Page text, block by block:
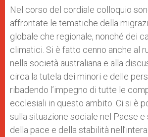
Nel corso del cordiale colloquio
affrontate le tematiche della
globale che regionale, nonché dei
climatici. Si è fatto cenno anche al
nella società australiana e alla
circa la tutela dei minori e delle
ribadendo l’impegno di tutte le
ecclesiali in questo ambito. Ci si è
sulla situazione sociale nel Paese e
della pace e della stabilità